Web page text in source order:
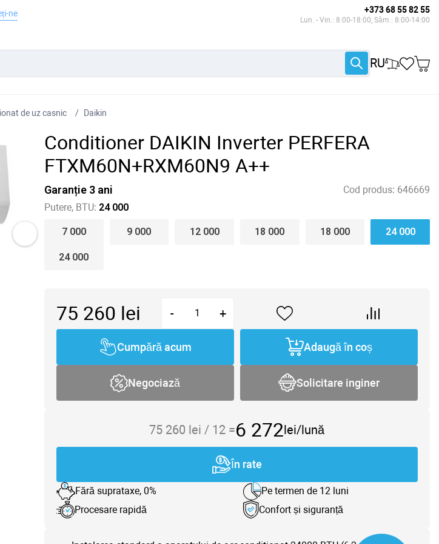
ne +373 68 55 82 55
Lun. - Vin.: 8:00-18:00, Sâm.: 8:00-14:00
RU
de uz casnic Daikin
Conditioner DAIKIN Inverter PERFERA
FTXM60N+RXM60N9 A++
Garanție 3 ani Cod produs: 646669
Putere, BTU: 24 000
7 000 9 000 12 000 18 000 18 000 24 000
24 000
75 260 lei - +
Cumpără acum Adaugă în coș
Negociază Solicitare inginer
75 260 lei / 12 =6 272lei/lună
În rate
Fără suprataxe, 0%
Pe termen de 12 luni
Procesare rapidă
Confort și siguranță